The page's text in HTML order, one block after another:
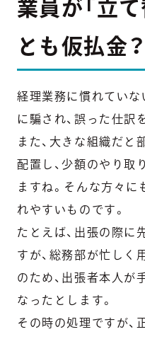
業員が「立
とも仮払金？
経理業務に慣れていな
に騙され、誤った仕訳
また、大きな組織だと
配置し、少額のやり取
ますね。そんな方々に
れやすいものです。
たとえば、出張の際に
すが、総務部が忙しく
のため、出張者本人が
なったとします。
その時の処理ですが、